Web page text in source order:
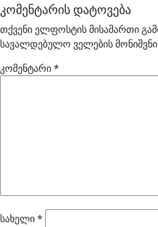
კომენტარის დატოვება
თქვენი ელფოსტის მისამართი
სავალდებულო ველების
კომენტარი*
სახელი*